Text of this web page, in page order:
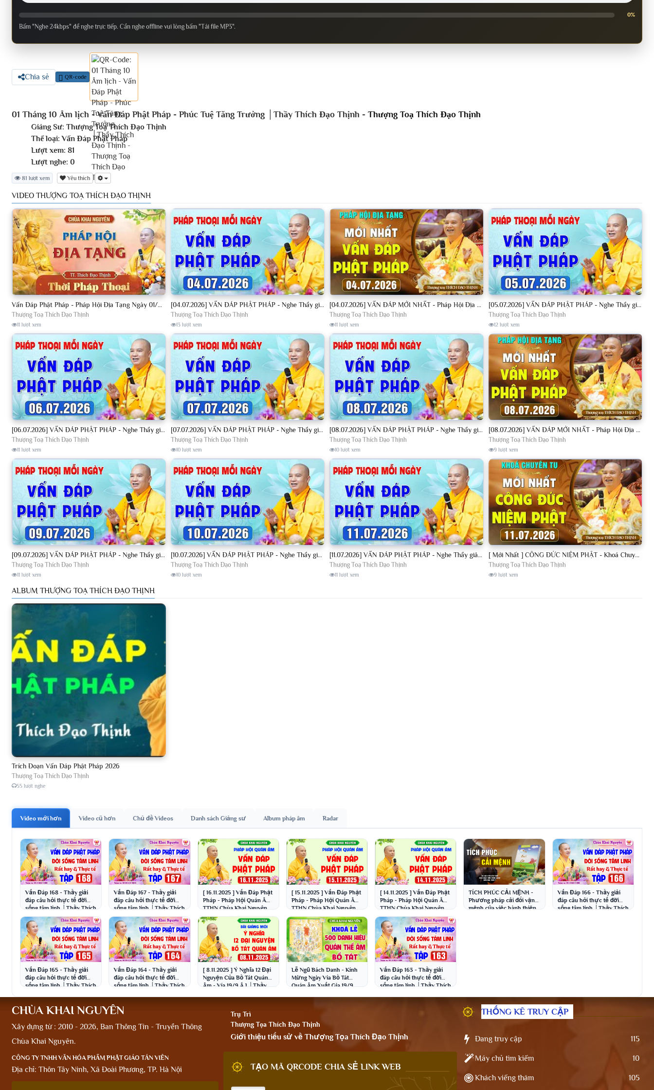
0%
Bấm "Nghe 24kbps" để nghe trực tiếp. Cần nghe offline vui lòng bấm "Tải file MP3".
Chia sẻ QR-code
01 Tháng 10 Âm lịch - Vấn Đáp Phật Pháp - Phúc Tuệ Tăng Trưởng │Thầy Thích Đạo Thịnh - Thượng Toạ Thích Đạo Thịnh
Giảng Sư: Thượng Toạ Thích Đạo Thịnh
Thể loại: Vấn Đáp Phật Pháp
Lượt xem: 81
Lượt nghe: 0
81 lượt xem Yêu thích
VIDEO THƯỢNG TOẠ THÍCH ĐẠO THỊNH
Vấn Đáp Phật Pháp - Pháp Hội Địa Tạng Ngày 01/08/2026│TT. Thích Đạo Thịnh
Thượng Toạ Thích Đạo Thịnh
11 lượt xem
[04.07.2026] VẤN ĐÁP PHẬT PHÁP - Nghe Thầy giảng Pháp mỗi ngày CÔNG ĐỨC VÔ LƯỢNG│TT. Thích Đạo Thịnh
Thượng Toạ Thích Đạo Thịnh
13 lượt xem
[04.07.2026] VẤN ĐÁP MỚI NHẤT - Pháp Hội Địa Tạng Chùa Khai Nguyên | TT. Thích Đạo Thịnh
Thượng Toạ Thích Đạo Thịnh
11 lượt xem
[05.07.2026] VẤN ĐÁP PHẬT PHÁP - Nghe Thầy giảng Pháp mỗi ngày CÔNG ĐỨC VÔ LƯỢNG│TT. Thích Đạo Thịnh
Thượng Toạ Thích Đạo Thịnh
12 lượt xem
[06.07.2026] VẤN ĐÁP PHẬT PHÁP - Nghe Thầy giảng Pháp mỗi ngày CÔNG ĐỨC VÔ LƯỢNG│TT. Thích Đạo Thịnh
Thượng Toạ Thích Đạo Thịnh
11 lượt xem
[07.07.2026] VẤN ĐÁP PHẬT PHÁP - Nghe Thầy giảng Pháp mỗi ngày CÔNG ĐỨC VÔ LƯỢNG│TT. Thích Đạo Thịnh
Thượng Toạ Thích Đạo Thịnh
10 lượt xem
[08.07.2026] VẤN ĐÁP PHẬT PHÁP - Nghe Thầy giảng Pháp mỗi ngày CÔNG ĐỨC VÔ LƯỢNG│TT. Thích Đạo Thịnh
Thượng Toạ Thích Đạo Thịnh
10 lượt xem
[08.07.2026] VẤN ĐÁP MỚI NHẤT - Pháp Hội Địa Tạng Chùa Khai Nguyên | TT. Thích Đạo Thịnh
Thượng Toạ Thích Đạo Thịnh
9 lượt xem
[09.07.2026] VẤN ĐÁP PHẬT PHÁP - Nghe Thầy giảng Pháp mỗi ngày CÔNG ĐỨC VÔ LƯỢNG│TT. Thích Đạo Thịnh
Thượng Toạ Thích Đạo Thịnh
11 lượt xem
[10.07.2026] VẤN ĐÁP PHẬT PHÁP - Nghe Thầy giảng Pháp mỗi ngày CÔNG ĐỨC VÔ LƯỢNG│TT. Thích Đạo Thịnh
Thượng Toạ Thích Đạo Thịnh
10 lượt xem
[11.07.2026] VẤN ĐÁP PHẬT PHÁP - Nghe Thầy giảng Pháp mỗi ngày CÔNG ĐỨC VÔ LƯỢNG│TT. Thích Đạo Thịnh
Thượng Toạ Thích Đạo Thịnh
11 lượt xem
[ Mới Nhất ] CÔNG ĐỨC NIỆM PHẬT - Khoá Chuyên Tu Chùa Khai Nguyên 11/07/2026 | TT. Thích Đạo Thịnh
Thượng Toạ Thích Đạo Thịnh
9 lượt xem
ALBUM THƯỢNG TOẠ THÍCH ĐẠO THỊNH
Trích Đoạn Vấn Đáp Phật Pháp 2026
Thượng Toạ Thích Đạo Thịnh
55 lượt nghe
Video mới hơn Video cũ hơn Chủ đề Videos Danh sách Giảng sư Album pháp âm Radar
Vấn Đáp 168 - Thầy giải
đáp câu hỏi thực tế đời
sống tâm linh │Thầy Thích
Đạo Thịnh
Vấn Đáp 167 - Thầy giải
đáp câu hỏi thực tế đời
sống tâm linh │Thầy Thích
Đạo Thịnh
[ 16.11.2025 ] Vấn Đáp Phật
Pháp - Pháp Hội Quán Âm
TTHN Chùa Khai Nguyên
│Thầy Thích Đạo Thịnh
[ 15.11.2025 ] Vấn Đáp Phật
Pháp - Pháp Hội Quán Âm
TTHN Chùa Khai Nguyên
│Thầy Thích Đạo Thịnh
[ 14.11.2025 ] Vấn Đáp Phật
Pháp - Pháp Hội Quán Âm
TTHN Chùa Khai Nguyên
│Thầy Thích Đạo Thịnh
TÍCH PHÚC CẢI MỆNH -
Phương pháp cải đổi vận
mệnh của việc hành thiện,
Vấn Đáp 166 - Thầy giải
đáp câu hỏi thực tế đời
sống tâm linh │Thầy Thích
Vấn Đáp 165 - Thầy giải
đáp câu hỏi thực tế đời
sống tâm linh │Thầy Thích
Vấn Đáp 164 - Thầy giải
đáp câu hỏi thực tế đời
sống tâm linh │Thầy Thích
[ 8.11.2025 ] Ý Nghĩa 12 Đại
Nguyện Của Bồ Tát Quán
Âm - Vía 19/9 Â.L│Thầy
Lễ Ngũ Bách Danh - Kính
Mừng Ngày Vía Bồ Tát
Quán Âm Xuất Gia 19/9
Vấn Đáp 163 - Thầy giải
đáp câu hỏi thực tế đời
sống tâm linh │Thầy Thích
CHÙA KHAI NGUYÊN
Xây dựng từ : 2010 - 2026, Ban Thông Tin - Truyền Thông
Chùa Khai Nguyên.
CÔNG TY TNHH VĂN HÓA PHẨM PHẬT GIÁO TẢN VIÊN
Địa chỉ: Thôn Tây Ninh, Xã Đoài Phương, TP. Hà Nội
Trụ Trì
Thượng Tọa Thích Đạo Thịnh
Giới thiệu tiểu sử về Thượng Tọa Thích Đạo Thịnh
TẠO MÃ QRCODE CHIA SẺ LINK WEB
THỐNG KÊ TRUY CẬP
Đang truy cập 115
Máy chủ tìm kiếm 10
Khách viếng thăm 105